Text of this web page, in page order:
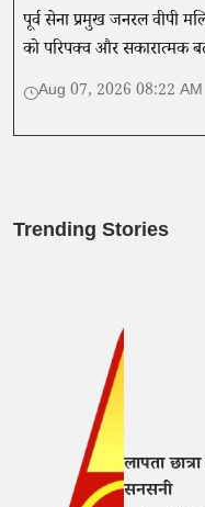
पूर्व सेना प्रमुख जनरल वीपी
को परिपक्व और सकारात्मक
Aug 07, 2026 08:22 AM
Trending Stories
लापता
सनसनी